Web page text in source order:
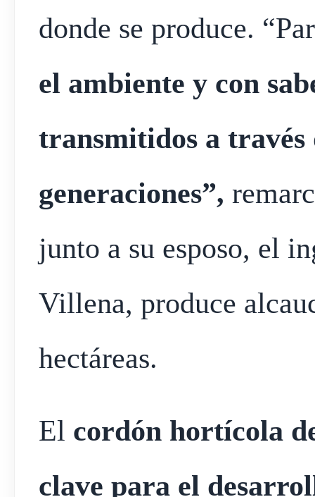
donde se produce.
el ambiente y con
transmitidos a través
generaciones”,
junto a su esposo, el
Villena, produce
hectáreas.
El cordón hortícola
clave para el